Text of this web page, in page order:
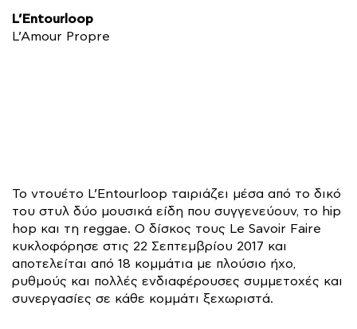
L’Entourloop
L’Amour Propre
Το ντουέτο L’Entourloop ταιριάζει μέσα από το δικό
του στυλ δύο μουσικά είδη που συγγενεύουν, το hip
hop και τη reggae. Ο δίσκος τους Le Savoir Faire
κυκλοφόρησε στις 22 Σεπτεμβρίου 2017 και
αποτελείται από 18 κομμάτια με πλούσιο ήχο,
ρυθμούς και πολλές ενδιαφέρουσες συμμετοχές και
συνεργασίες σε κάθε κομμάτι ξεχωριστά.